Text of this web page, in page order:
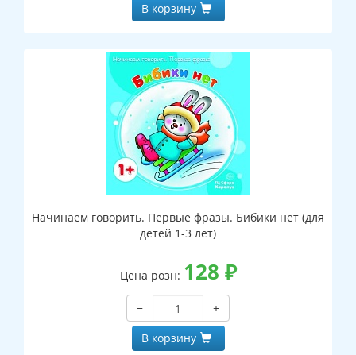
В корзину
Начинаем говорить. Первые фразы. Бибики нет (для
детей 1-3 лет)
Цена розн: 128 ₽
−
+
В корзину